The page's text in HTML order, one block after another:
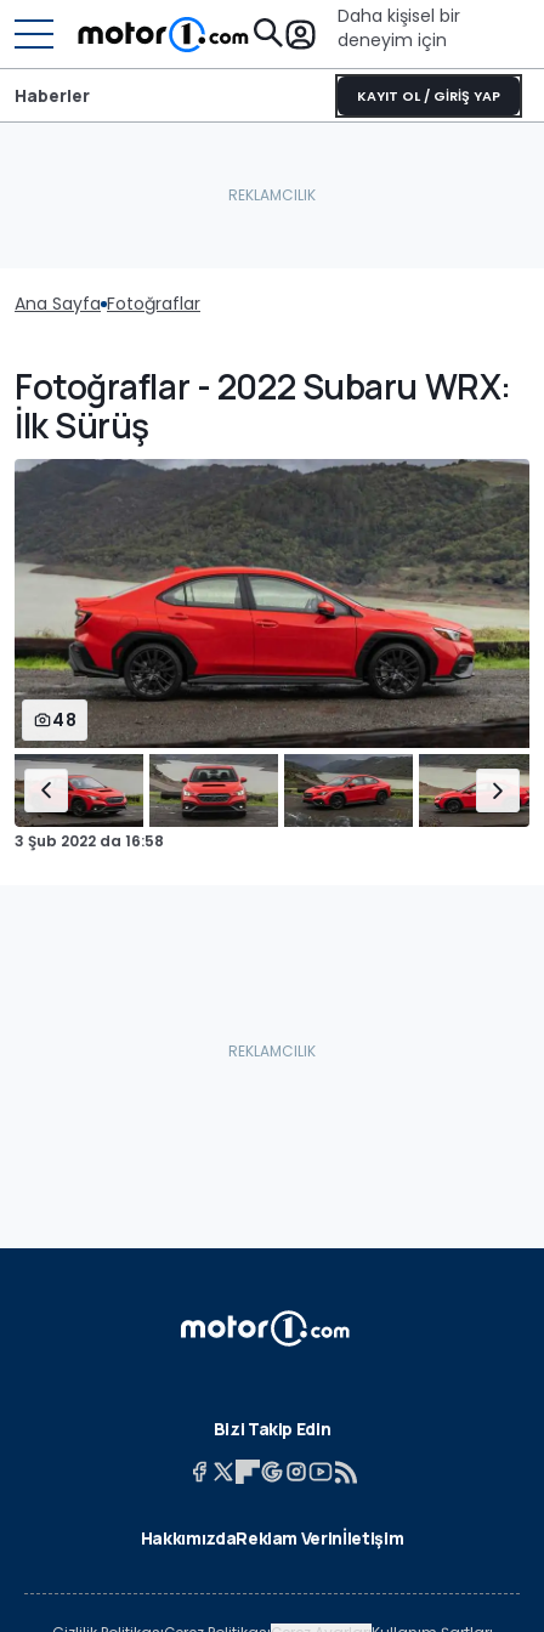
Daha kişisel bir
deneyim için
KAYIT OL / GİRİŞ YAP
Haberler
Ana Sayfa Fotoğraflar
Fotoğraflar - 2022 Subaru WRX:
İlk Sürüş
48
3 Şub 2022 da 16:58
Bizi Takip Edin
HakkımızdaReklam Verinİletişim